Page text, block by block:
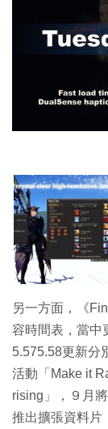
另一方面，《
容時間表，當中
5.575.58更新分
活動「Make it
rising」，９月
推出擴張資料片